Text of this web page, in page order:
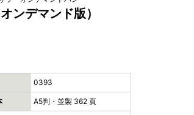
デマンド版）
0393
A5判・並製 362 頁